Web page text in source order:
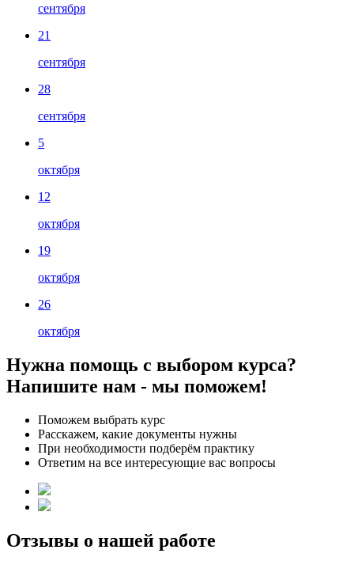
сентября
21
сентября
28
сентября
5
октября
12
октября
19
октября
26
октября
Нужна помощь с выбором курса?
Напишите нам - мы поможем!
Поможем выбрать курс
Расскажем, какие документы нужны
При необходимости подберём практику
Ответим на все интересующие вас вопросы
Отзывы о нашей работе